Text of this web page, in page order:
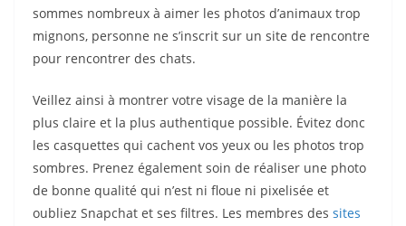
sommes nombreux à aimer les photos d’animaux trop
mignons, personne ne s’inscrit sur un site de rencontre
pour rencontrer des chats.
Veillez ainsi à montrer votre visage de la manière la
plus claire et la plus authentique possible. Évitez donc
les casquettes qui cachent vos yeux ou les photos trop
sombres. Prenez également soin de réaliser une photo
de bonne qualité qui n’est ni floue ni pixelisée et
oubliez Snapchat et ses filtres. Les membres des sites